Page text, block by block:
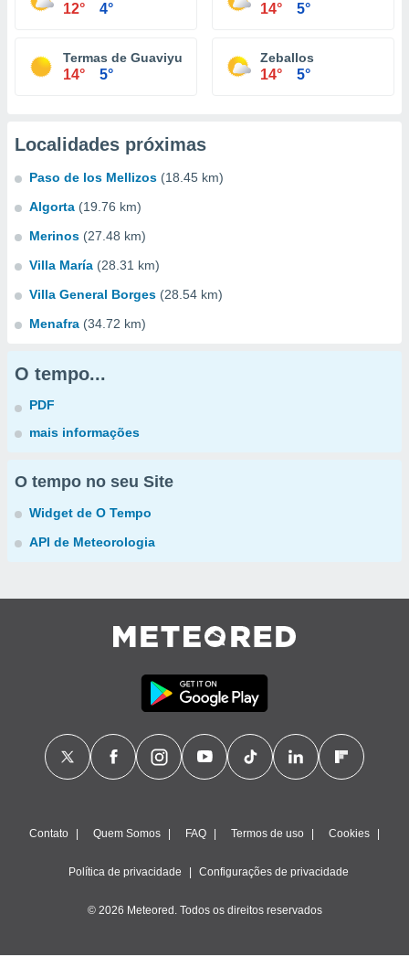
12° 4° 14° 5°
Termas de Guaviyu
14° 5°
Zeballos
14° 5°
Localidades próximas
Paso de los Mellizos (18.45 km)
Algorta (19.76 km)
Merinos (27.48 km)
Villa María (28.31 km)
Villa General Borges (28.54 km)
Menafra (34.72 km)
O tempo...
PDF
mais informações
O tempo no seu Site
Widget de O Tempo
API de Meteorologia
Contato Quem Somos FAQ Termos de uso Cookies
Política de privacidade Configurações de privacidade
© 2026 Meteored. Todos os direitos reservados